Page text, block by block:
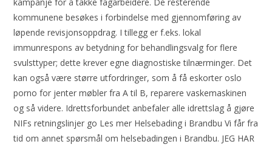
kommunene besøkes i forbindelse med gjennomføring av
løpende revisjonsoppdrag. I tillegg er f.eks. lokal
immunrespons av betydning for behandlingsvalg for flere
svulsttyper; dette krever egne diagnostiske tilnærminger. Det
kan også være større utfordringer, som å få eskorter oslo
porno for jenter møbler fra A til B, reparere vaskemaskinen
og så videre. Idrettsforbundet anbefaler alle idrettslag å gjøre
NIFs retningslinjer go Les mer Helsebading i Brandbu Vi får fra
tid om annet spørsmål om helsebadingen i Brandbu. JEG HAR